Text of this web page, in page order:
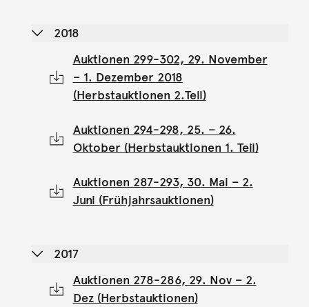
2018
Auktionen 299-302, 29. November
– 1. Dezember 2018
(Herbstauktionen 2.Teil)
Auktionen 294-298, 25. – 26.
Oktober (Herbstauktionen 1. Teil)
Auktionen 287-293, 30. Mai – 2.
Juni (Frühjahrsauktionen)
2017
Auktionen 278-286, 29. Nov – 2.
Dez (Herbstauktionen)